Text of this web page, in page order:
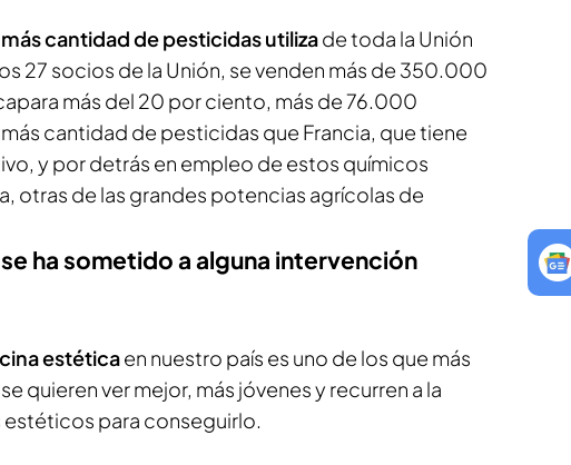
más cantidad de pesticidasutilizade toda la Unión
27 socios de la Unión, se venden más de 350.000
más del 20 por ciento, más de 76.000
cantidad de pesticidas que Francia, que tiene
y por detrás en empleo de estos químicos
otras de las grandes potencias agrícolas de
ha sometido a alguna intervención
estéticaen nuestro país es uno de los que más
quieren ver mejor, más jóvenes y recurren a la
para conseguirlo.